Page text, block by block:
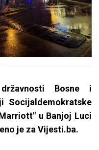
Bosne i
Socijaldemokratske
u Banjoj Luci
je za Vijesti.ba.